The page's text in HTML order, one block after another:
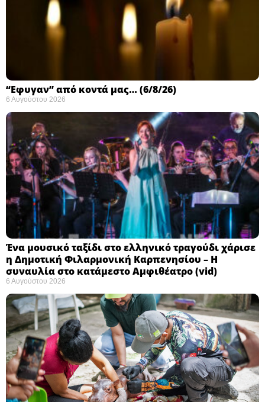
“Εφυγαν” από κοντά μας… (6/8/26)
6 Αυγούστου 2026
Ένα μουσικό ταξίδι στο ελληνικό τραγούδι χάρισε
η Δημοτική Φιλαρμονική Καρπενησίου – Η
συναυλία στο κατάμεστο Αμφιθέατρο (vid)
6 Αυγούστου 2026